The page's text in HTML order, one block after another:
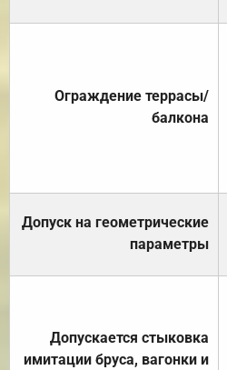
Ограждение террасы/
балкона
Допуск на геометрические
параметры
Допускается стыковка
имитации бруса, вагонки и